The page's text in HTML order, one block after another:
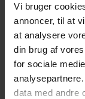
Vi bruger
annoncer, til at
at analysere
din brug af
for sociale
data med andre
Sikker Og